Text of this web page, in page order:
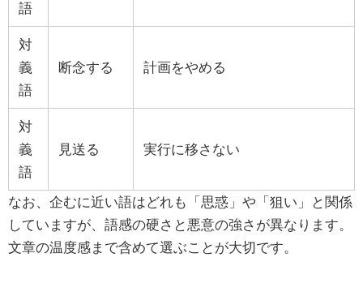
語
対
義
語
断念する 計画をやめる
対
義
語
見送る 実行に移さない
なお、企むに近い語はどれも「思惑」や「狙い」と関係
していますが、語感の硬さと悪意の強さが異なります。
文章の温度感まで含めて選ぶことが大切です。